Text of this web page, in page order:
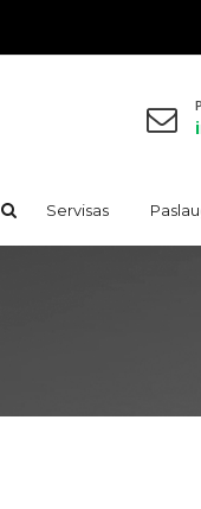
Servisas